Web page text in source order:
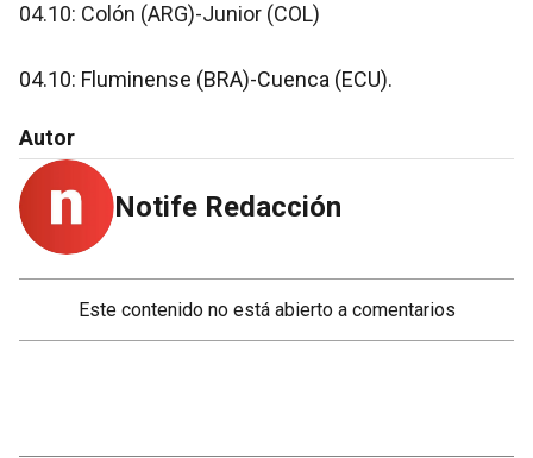
04.10: Colón (ARG)-Junior (COL)
04.10: Fluminense (BRA)-Cuenca (ECU).
Autor
Notife Redacción
Este contenido no está abierto a comentarios